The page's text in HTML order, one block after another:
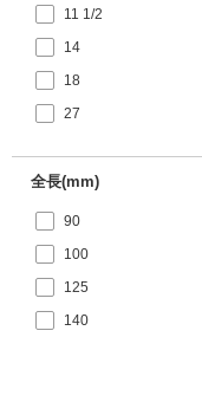
11 1/2
14
18
27
全長(mm)
90
100
125
140